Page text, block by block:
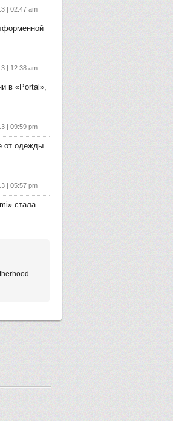
| 02:47 am
| 12:38 am
в «Portal»,
| 09:59 pm
от одежды
| 05:57 pm
стала